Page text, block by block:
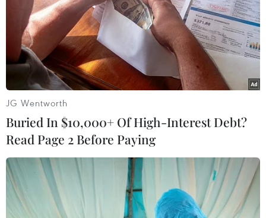
Theo dõi VietnamPlus
TIN LIÊN QUAN
JG Wentworth
Buried In $10,000+ Of High-Interest Debt?
Read Page 2 Before Paying